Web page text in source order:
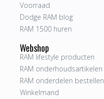
Voorraad
Dodge RAM blog
RAM 1500 huren
Webshop
RAM lifestyle producten
RAM onderhoudsartikelen
RAM onderdelen bestellen
Winkelmand